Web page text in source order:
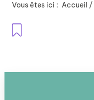
Vous êtes ici : Accueil /